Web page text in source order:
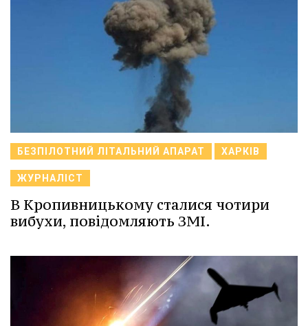
БЕЗПІЛОТНИЙ ЛІТАЛЬНИЙ АПАРАТ ХАРКІВ
ЖУРНАЛІСТ
В Кропивницькому сталися чотири
вибухи, повідомляють ЗМІ.